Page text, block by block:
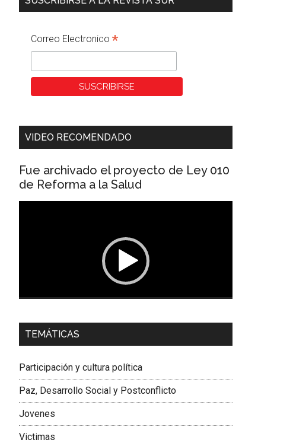
Correo Electronico *
VIDEO RECOMENDADO
Fue archivado el proyecto de Ley 010
de Reforma a la Salud
Dra. Carolina Corcho Mejía,
Latinoamericana Sur, Vicepresidenta Federación
TEMÁTICAS
Participación y cultura política
Paz, Desarrollo Social y Postconflicto
Jovenes
Victimas